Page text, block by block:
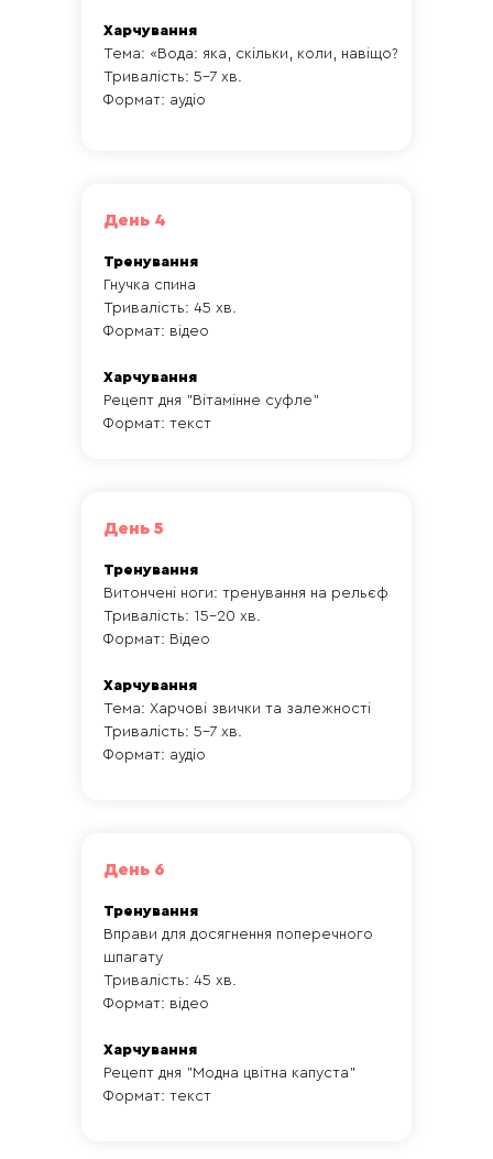
Харчування
Тема: «Вода: яка, скільки, коли, навіщо?
Тривалість: 5-7 хв.
Формат: аудіо
День 4
Тренування
Гнучка спина
Тривалість: 45 хв.
Формат: відео
Харчування
Рецепт дня "Вітамінне суфле"
Формат: текст
День 5
Тренування
Витончені ноги: тренування на рельєф
Тривалість: 15-20 хв.
Формат: Відео
Харчування
Тема: Харчові звички та залежності
Тривалість: 5-7 хв.
Формат: аудіо
День 6
Тренування
Вправи для досягнення поперечного
шпагату
Тривалість: 45 хв.
Формат: відео
Харчування
Рецепт дня "Модна цвітна капуста"
Формат: текст